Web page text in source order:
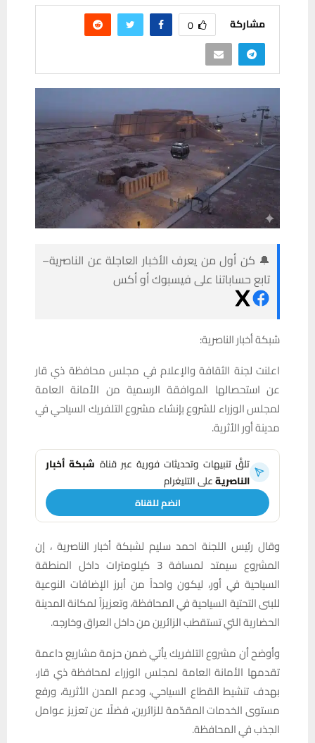
مشاركة 0
🔔 كن أول من يعرف الأخبار العاجلة عن الناصرية–
تابع حساباتنا على فيسبوك أو أكس
شبكة أخبار الناصرية:
اعلنت لجنة الثقافة والإعلام في مجلس محافظة ذي قار
عن استحصالها الموافقة الرسمية من الأمانة العامة
لمجلس الوزراء للشروع بإنشاء مشروع التلفريك السياحي في
مدينة أور الأثرية.
تلقَّ تنبيهات وتحديثات فورية عبر قناة شبكة أخبار
الناصريةعلى التليغرام
انضم للقناة
وقال رئيس اللجنة احمد سليم لشبكة أخبار الناصرية ، إن
المشروع سيمتد لمسافة 3 كيلومترات داخل المنطقة
السياحية في أور، ليكون واحداً من أبرز الإضافات النوعية
للبنى التحتية السياحية في المحافظة، وتعزيزاً لمكانة المدينة
الحضارية التي تستقطب الزائرين من داخل العراق وخارجه.
وأوضح أن مشروع التلفريك يأتي ضمن حزمة مشاريع داعمة
تقدمها الأمانة العامة لمجلس الوزراء لمحافظة ذي قار،
بهدف تنشيط القطاع السياحي، ودعم المدن الأثرية، ورفع
مستوى الخدمات المقدّمة للزائرين، فضلًا عن تعزيز عوامل
الجذب في المحافظة.